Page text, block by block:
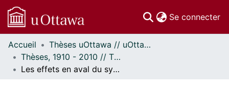
Se connecter
Communautés
et collections
Parcourir
Accueil
Thèses uOttawa // uOttawa Theses
Thèses, 1910 - 2010 // Theses, 1910 - 2010
Les effets en aval du système électoral québécois, 1970--1976